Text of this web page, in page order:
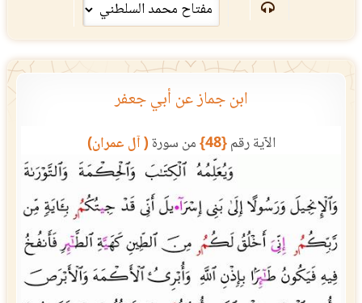
ابن جماز عن أبي جعفر
الآية رقم{48} من سورة( آل عمران)